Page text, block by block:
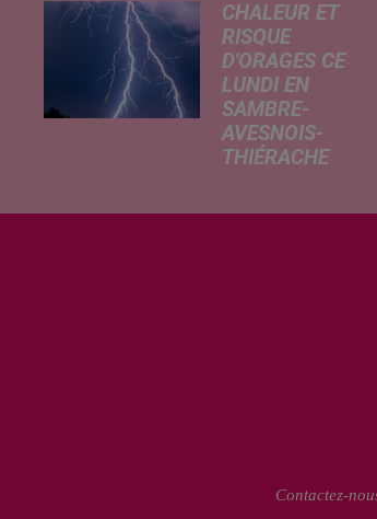
CHALEUR ET
RISQUE
D'ORAGES CE
LUNDI EN
SAMBRE-
AVESNOIS-
THIÉRACHE
typiquement
Contactez-